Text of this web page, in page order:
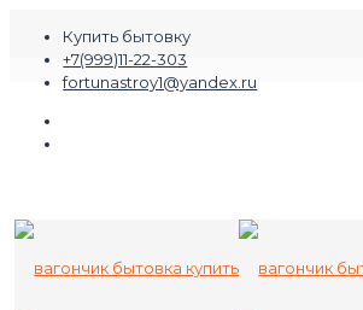
Купить бытовку
+7(999)11-22-303
fortunastroy1@yandex.ru